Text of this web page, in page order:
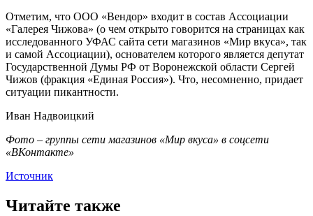
Отметим, что ООО «Вендор» входит в состав Ассоциации
«Галерея Чижова» (о чем открыто говорится на страницах как
исследованного УФАС сайта сети магазинов «Мир вкуса», так
и самой Ассоциации), основателем которого является депутат
Государственной Думы РФ от Воронежской области Сергей
Чижов (фракция «Единая Россия»). Что, несомненно, придает
ситуации пикантности.
Иван Надвоицкий
Фото – группы сети магазинов «Мир вкуса» в соцсети
«ВКонтакте»
Источник
Читайте также